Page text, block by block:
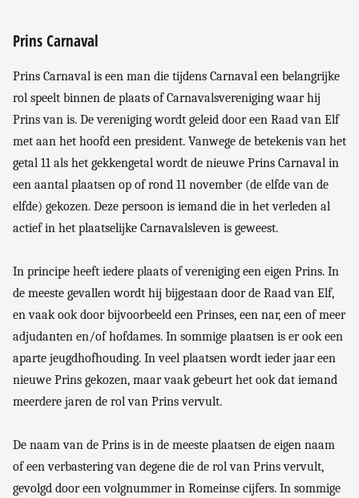
Prins Carnaval
Prins Carnaval is een man die tijdens Carnaval een belangrijke
rol speelt binnen de plaats of Carnavalsvereniging waar hij
Prins van is. De vereniging wordt geleid door een Raad van Elf
met aan het hoofd een president. Vanwege de betekenis van het
getal 11 als het gekkengetal wordt de nieuwe Prins Carnaval in
een aantal plaatsen op of rond 11 november (de elfde van de
elfde) gekozen. Deze persoon is iemand die in het verleden al
actief in het plaatselijke Carnavalsleven is geweest.
In principe heeft iedere plaats of vereniging een eigen Prins. In
de meeste gevallen wordt hij bijgestaan door de Raad van Elf,
en vaak ook door bijvoorbeeld een Prinses, een nar, een of meer
adjudanten en/of hofdames. In sommige plaatsen is er ook een
aparte jeugdhofhouding. In veel plaatsen wordt ieder jaar een
nieuwe Prins gekozen, maar vaak gebeurt het ook dat iemand
meerdere jaren de rol van Prins vervult.
De naam van de Prins is in de meeste plaatsen de eigen naam
of een verbastering van degene die de rol van Prins vervult,
gevolgd door een volgnummer in Romeinse cijfers. In sommige